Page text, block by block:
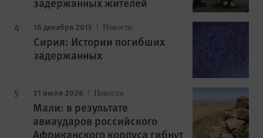
16 декабря 2015 Новости
Сирия: Истории погибших
задержанных
31 июля 2026 Новости
Мали: в результате
авиаударов российского
Африканского корпуса гибнут